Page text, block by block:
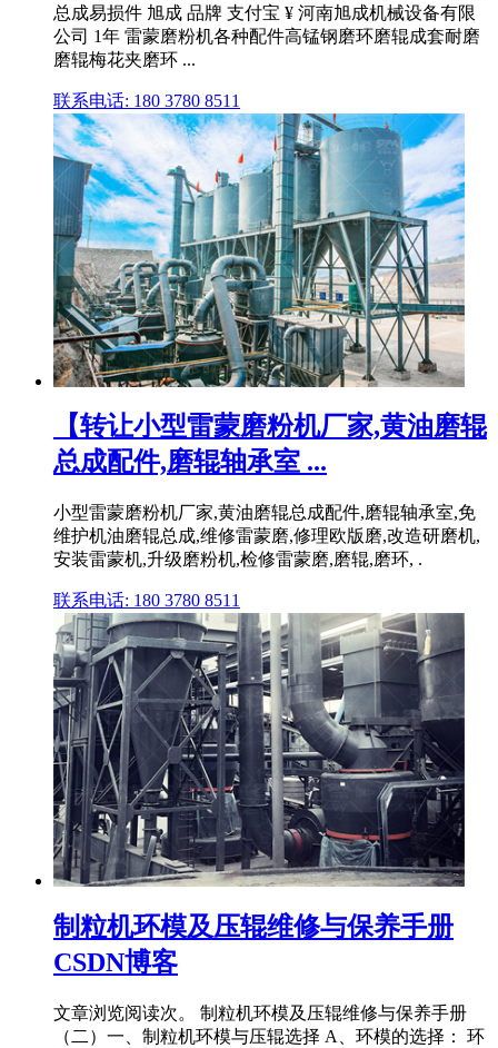
总成易损件 旭成 品牌 支付宝 ¥ 河南旭成机械设备有限
公司 1年 雷蒙磨粉机各种配件高锰钢磨环磨辊成套耐磨
磨辊梅花夹磨环 ...
联系电话: 180 3780 8511
【转让小型雷蒙磨粉机厂家,黄油磨辊
总成配件,磨辊轴承室 ...
小型雷蒙磨粉机厂家,黄油磨辊总成配件,磨辊轴承室,免
维护机油磨辊总成,维修雷蒙磨,修理欧版磨,改造研磨机,
安装雷蒙机,升级磨粉机,检修雷蒙磨,磨辊,磨环, .
联系电话: 180 3780 8511
制粒机环模及压辊维修与保养手册
CSDN博客
文章浏览阅读次。 制粒机环模及压辊维修与保养手册
（二）一、制粒机环模与压辊选择 A、环模的选择： 环